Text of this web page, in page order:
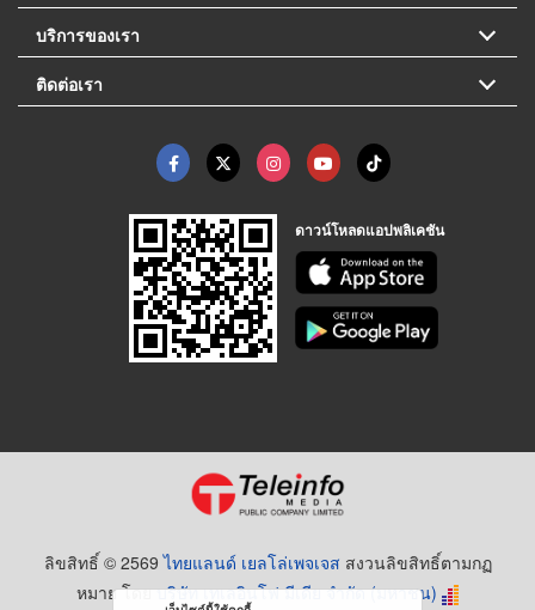
บริการของเรา
ติดต่อเรา
ดาวน์โหลดแอปพลิเคชัน
ลิขสิทธิ์ © 2569ไทยแลนด์ เยลโล่เพจเจส สงวนลิขสิทธิ์ตามกฏ
หมาย โดยบริษัท เทเลอินโฟ มีเดีย จำกัด (มหาชน)